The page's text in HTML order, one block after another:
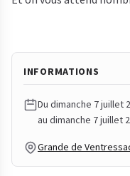
INFORMATIONS
Du dimanche 7 juillet
au dimanche 7 juillet
Grande de